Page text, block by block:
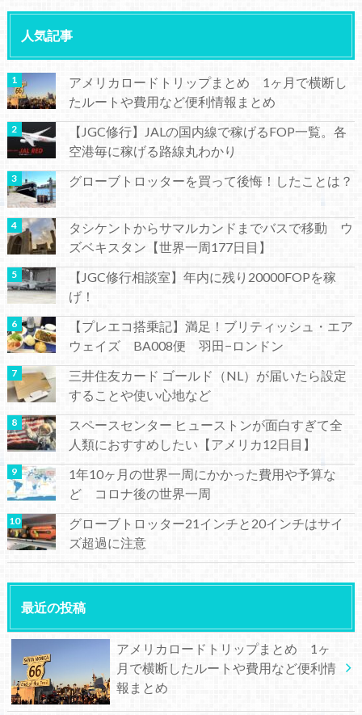
人気記事
アメリカロードトリップまとめ 1ヶ月で横断し
たルートや費用など便利情報まとめ
【JGC修行】JALの国内線で稼げるFOP一覧。各
空港毎に稼げる路線丸わかり
グローブトロッターを買って後悔！したことは？
タシケントからサマルカンドまでバスで移動 ウ
ズベキスタン【世界一周177日目】
【JGC修行相談室】年内に残り20000FOPを稼
げ！
【プレエコ搭乗記】満足！ブリティッシュ・エア
ウェイズ BA008便 羽田−ロンドン
三井住友カード ゴールド（NL）が届いたら設定
することや使い心地など
スペースセンター ヒューストンが面白すぎて全
人類におすすめしたい【アメリカ12日目】
1年10ヶ月の世界一周にかかった費用や予算な
ど コロナ後の世界一周
グローブトロッター21インチと20インチはサイ
ズ超過に注意
最近の投稿
アメリカロードトリップまとめ 1ヶ
月で横断したルートや費用など便利情
報まとめ